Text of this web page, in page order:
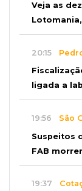
Veja as
20:15
ligada a
19:56 São
Suspeitos
FAB
19:37